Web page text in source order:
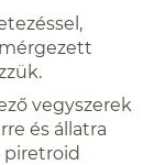
vegyszerek
és állatra
piretroid